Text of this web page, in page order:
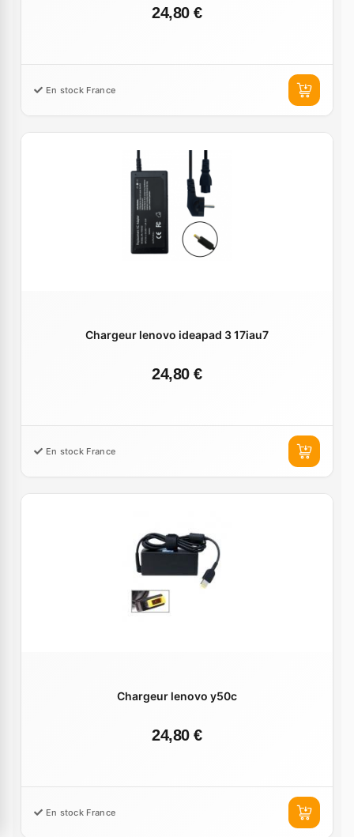
24,80 €
En stock France
Chargeur lenovo ideapad 3 17iau7
24,80 €
En stock France
Chargeur lenovo y50c
24,80 €
En stock France